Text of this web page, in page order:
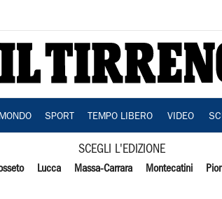
SPORT TEMPO LIBERO VIDEO
SCEGLI L'EDIZIONE
Lucca Massa-Carrara Montecatini